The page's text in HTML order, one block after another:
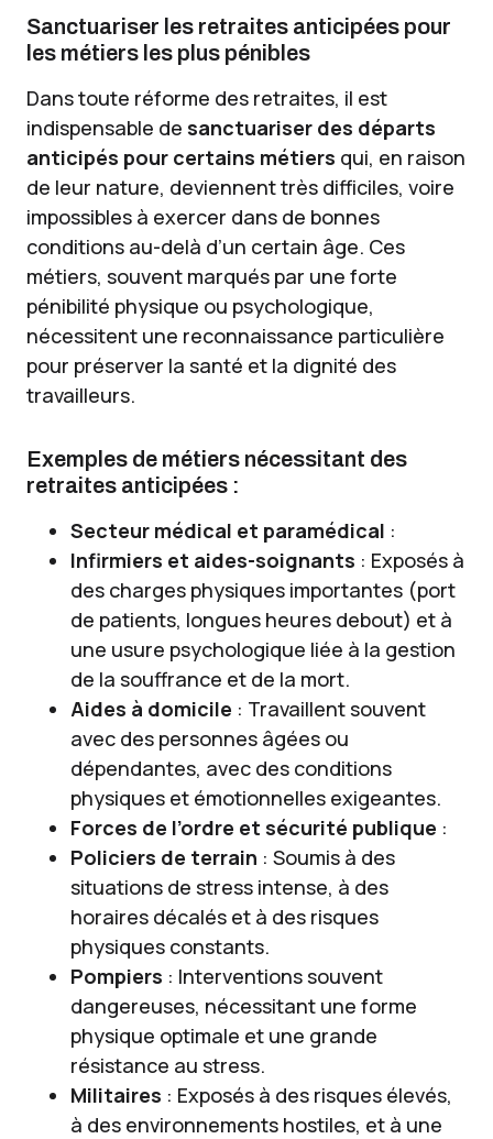
Sanctuariser les retraites anticipées pour
les métiers les plus pénibles
Dans toute réforme des retraites, il est
indispensable de sanctuariser des départs
anticipés pour certains métiers qui, en raison
de leur nature, deviennent très difficiles, voire
impossibles à exercer dans de bonnes
conditions au-delà d’un certain âge. Ces
métiers, souvent marqués par une forte
pénibilité physique ou psychologique,
nécessitent une reconnaissance particulière
pour préserver la santé et la dignité des
travailleurs.
Exemples de métiers nécessitant des
retraites anticipées :
Secteur médical et paramédical :
Infirmiers et aides-soignants : Exposés à
des charges physiques importantes (port
de patients, longues heures debout) et à
une usure psychologique liée à la gestion
de la souffrance et de la mort.
Aides à domicile : Travaillent souvent
avec des personnes âgées ou
dépendantes, avec des conditions
physiques et émotionnelles exigeantes.
Forces de l’ordre et sécurité publique :
Policiers de terrain : Soumis à des
situations de stress intense, à des
horaires décalés et à des risques
physiques constants.
Pompiers : Interventions souvent
dangereuses, nécessitant une forme
physique optimale et une grande
résistance au stress.
Militaires : Exposés à des risques élevés,
à des environnements hostiles, et à une